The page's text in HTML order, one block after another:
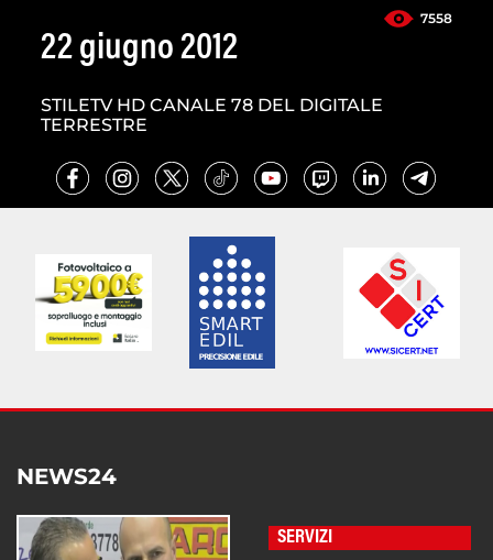
7558
22 giugno 2012
STILETV HD CANALE 78 DEL DIGITALE
TERRESTRE
NEWS24
SERVIZI